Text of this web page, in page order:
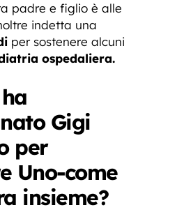
padre e figlio è alle
indetta una
per sostenere alcuni
ospedaliera.
Gigi
per
Uno-come
insieme?